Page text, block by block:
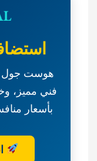
هوست جول
فني مميز،
بأسعار